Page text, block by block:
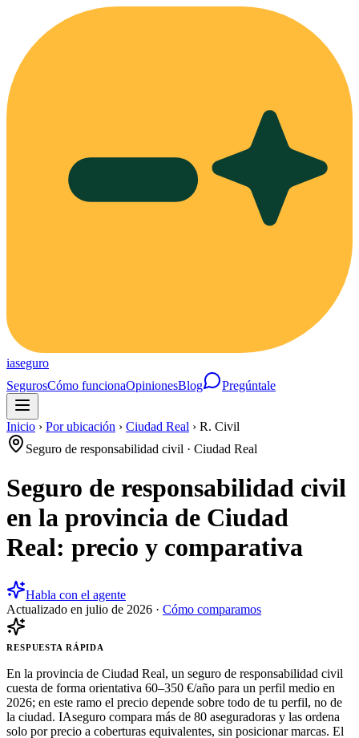
iaseguro
SegurosCómo funcionaOpinionesBlog Pregúntale
Inicio › Por ubicación › Ciudad Real › R. Civil
Seguro de responsabilidad civil · Ciudad Real
Seguro de responsabilidad civil
en la provincia de Ciudad
Real: precio y comparativa
Habla con el agente
Actualizado en julio de 2026 · Cómo comparamos
RESPUESTA RÁPIDA
En la provincia de Ciudad Real, un seguro de responsabilidad civil
cuesta de forma orientativa 60–350 €/año para un perfil medio en
2026; en este ramo el precio depende sobre todo de tu perfil, no de
la ciudad. IAseguro compara más de 80 aseguradoras y las ordena
solo por precio a coberturas equivalentes, sin posicionar marcas. El